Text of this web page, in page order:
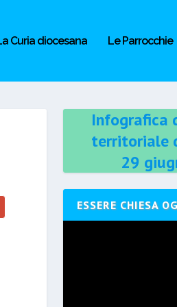
Curia diocesana Le Parrocchie
Infografica
territoriale
29
ESSERE CHIESA